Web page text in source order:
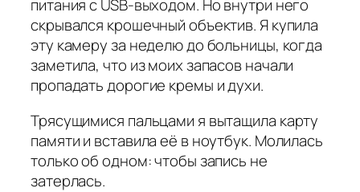
питания с USB-выходом. Но внутри него
скрывался крошечный объектив. Я купила
эту камеру за неделю до больницы, когда
заметила, что из моих запасов начали
пропадать дорогие кремы и духи.
Трясущимися пальцами я вытащила карту
памяти и вставила её в ноутбук. Молилась
только об одном: чтобы запись не
затерлась.